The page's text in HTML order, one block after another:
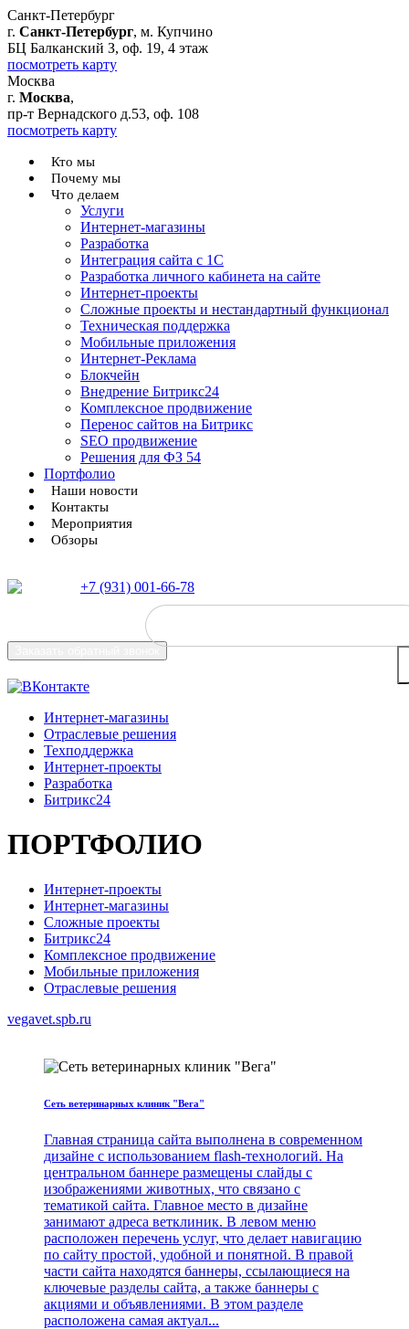
Санкт-Петербург
г. Санкт-Петербург, м. Купчино
БЦ Балканский З, оф. 19, 4 этаж
посмотреть карту
Москва
г. Москва,
пр-т Вернадского д.53, оф. 108
посмотреть карту
Кто мы
Почему мы
Что делаем
Услуги
Интернет-магазины
Разработка
Интеграция сайта с 1С
Разработка личного кабинета на сайте
Интернет-проекты
Сложные проекты и нестандартный функционал
Teхническая поддержка
Мобильные приложения
Интернет-Реклама
Блокчейн
Внедрение Битрикс24
Комплексное продвижение
Перенос сайтов на Битрикс
SEO продвижение
Решения для ФЗ 54
Портфолио
Наши новости
Контакты
Мероприятия
Обзоры
+7 (931) 001-66-78
Интернет-магазины
Отраслевые решения
Техподдержка
Интернет-проекты
Разработка
Битрикс24
ПОРТФОЛИО
Интернет-проекты
Интернет-магазины
Сложные проекты
Битрикс24
Комплексное продвижение
Мобильные приложения
Отраслевые решения
vegavet.spb.ru
Сеть ветеринарных клиник "Вега"
Главная страница сайта выполнена в современном
дизайне с использованием flash-технологий. На
центральном баннере размещены слайды с
изображениями животных, что связано с
тематикой сайта. Главное место в дизайне
занимают адреса ветклиник. В левом меню
расположен перечень услуг, что делает навигацию
по сайту простой, удобной и понятной. В правой
части сайта находятся баннеры, ссылающиеся на
ключевые разделы сайта, а также баннеры с
акциями и объявлениями. В этом разделе
расположена самая актуал...